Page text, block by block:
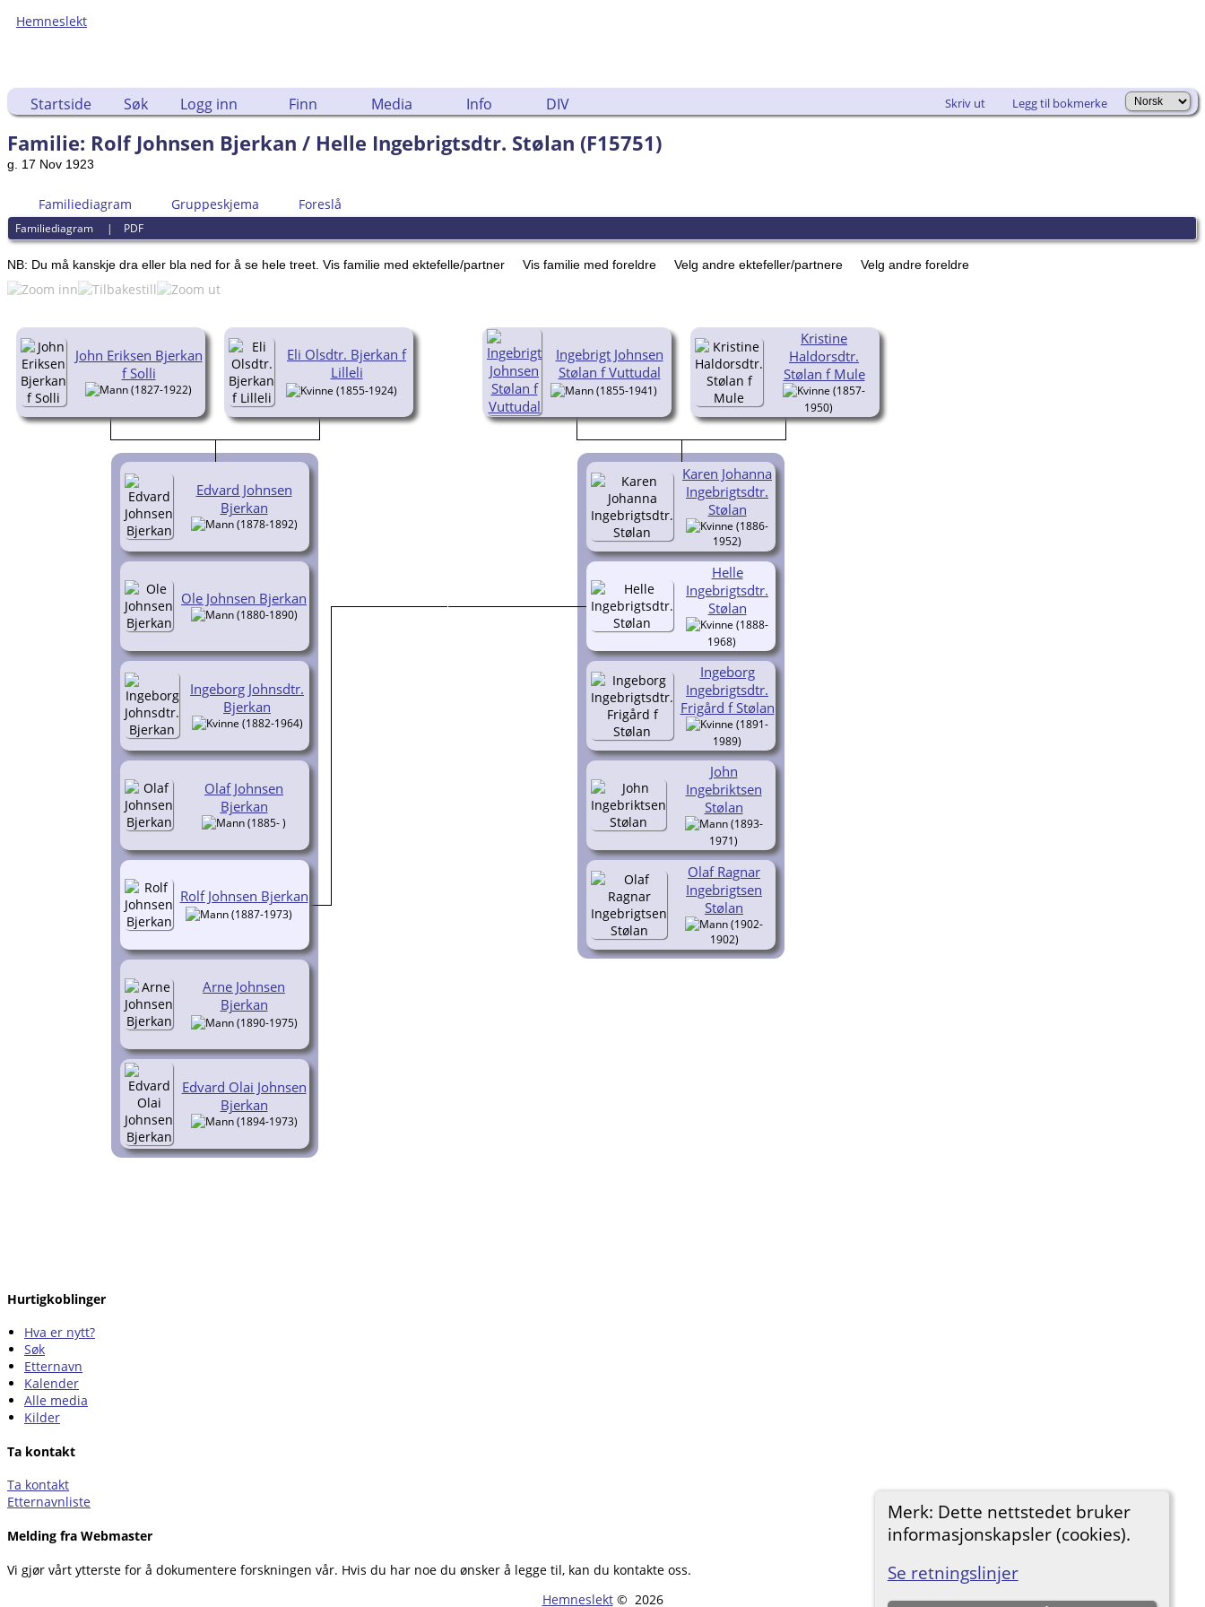
Hemneslekt
Startside Søk Logg inn Finn Media Info DIV Skriv ut Legg til bokmerke
Merk: Dette nettstedet bruker
informasjonskapsler (cookies).
Se retningslinjer
Familie: Rolf Johnsen Bjerkan / Helle Ingebrigtsdtr. Stølan (F15751)
g. 17 Nov 1923
Familiediagram Gruppeskjema Foreslå
Familiediagram | PDF
NB: Du må kanskje dra eller bla ned for å se hele treet. Vis familie med ektefelle/partner Vis familie med foreldre Velg andre ektefeller/partnere Velg andre foreldre
John Eriksen Bjerkan
f Solli
(1827-1922)
Eli Olsdtr. Bjerkan f
Lilleli
(1855-1924)
Edvard Johnsen
Bjerkan
(1878-1892)
Ole Johnsen Bjerkan
(1880-1890)
Ingeborg Johnsdtr.
Bjerkan
(1882-1964)
Olaf Johnsen
Bjerkan
(1885- )
Arne Johnsen
Bjerkan
(1890-1975)
Edvard Olai Johnsen
Bjerkan
(1894-1973)
Ingebrigt Johnsen
Stølan f Vuttudal
(1855-1941)
Kristine
Haldorsdtr.
Stølan f Mule
(1857-
1950)
Karen Johanna
Ingebrigtsdtr.
Stølan
(1886-
1952)
Ingeborg
Ingebrigtsdtr.
Frigård f Stølan
(1891-
1989)
John
Ingebriktsen
Stølan
(1893-
1971)
Olaf Ragnar
Ingebrigtsen
Stølan
(1902-
1902)
Rolf Johnsen Bjerkan
(1887-1973)
Helle
Ingebrigtsdtr.
Stølan
(1888-
1968)
Hurtigkoblinger
Hva er nytt?
Søk
Etternavn
Kalender
Alle media
Kilder
Ta kontakt
Ta kontakt
Etternavnliste
Melding fra Webmaster
Vi gjør vårt ytterste for å dokumentere forskningen vår. Hvis du har noe du ønsker å legge til, kan du kontakte oss.
Hemneslekt© 2026